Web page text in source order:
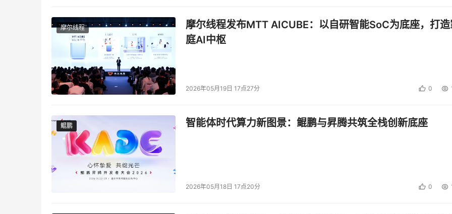
摩尔线程
摩尔线程发布MTT AICUBE：以自研智能SoC为底座，打
庭AI中枢
2026年05月19日 17点27分 0
鲲鹏
鲲鹏 智能体时代算力新图景：鲲鹏与昇腾共筑全栈创新底座
2026年05月18日 17点20分 0